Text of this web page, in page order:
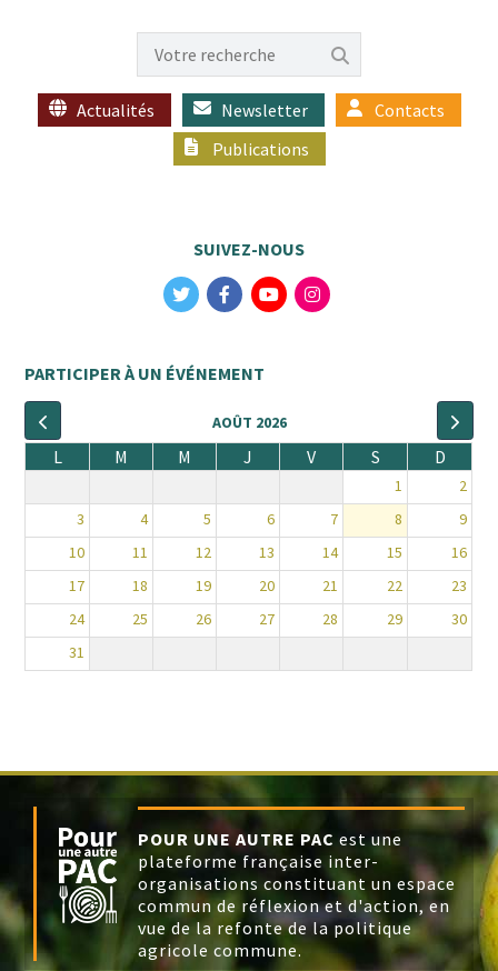
Actualités Newsletter
Contacts
Publications
SUIVEZ-NOUS
PARTICIPER À UN ÉVÉNEMENT
AOÛT 2026
L M M J V S D
1
2
3
4 5 6 7 8
9
10
11 12 13 14 15
16
17
18 19 20 21 22
23
24
25 26 27 28 29
30
31
POUR UNE AUTRE PAC est une
plateforme française inter-
organisations constituant un espace
commun de réflexion et d'action, en
vue de la refonte de la politique
agricole commune.